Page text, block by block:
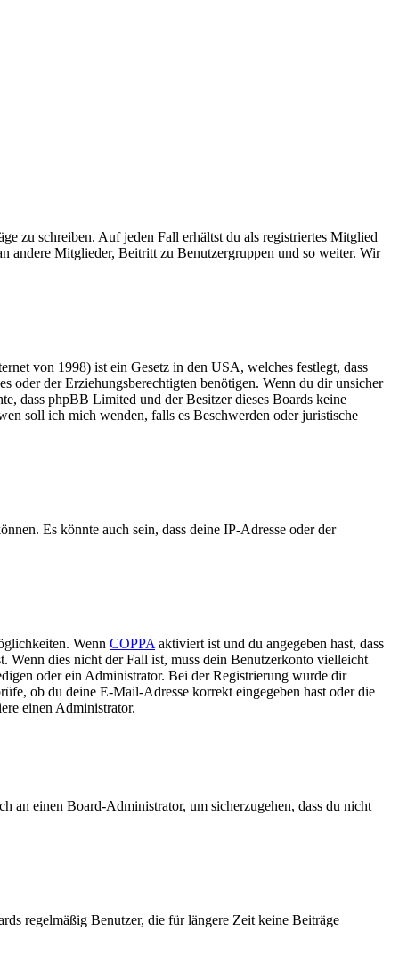
zu schreiben. Auf jeden Fall erhältst du als registriertes Mitglied
andere Mitglieder, Beitritt zu Benutzergruppen und so weiter. Wir
von 1998) ist ein Gesetz in den USA, welches festlegt, dass
oder der Erziehungsberechtigten benötigen. Wenn du dir unsicher
dass phpBB Limited und der Besitzer dieses Boards keine
soll ich mich wenden, falls es Beschwerden oder juristische
Es könnte auch sein, dass deine IP-Adresse oder der
Wenn COPPA aktiviert ist und du angegeben hast, dass
Wenn dies nicht der Fall ist, muss dein Benutzerkonto vielleicht
oder ein Administrator. Bei der Registrierung wurde dir
ob du deine E-Mail-Adresse korrekt eingegeben hast oder die
einen Administrator.
an einen Board-Administrator, um sicherzugehen, dass du nicht
regelmäßig Benutzer, die für längere Zeit keine Beiträge